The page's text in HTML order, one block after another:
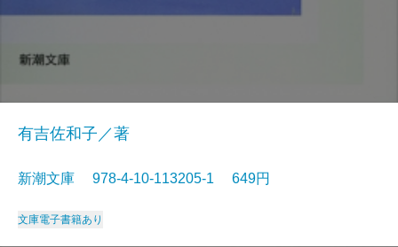
有吉佐和子／著
新潮文庫 978-4-10-113205-1 649円
文庫電子書籍あり